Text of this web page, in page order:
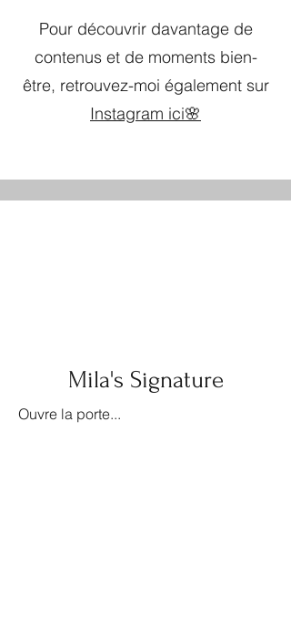
Pour découvrir davantage de
contenus et de moments bien-
être, retrouvez-moi également sur
Instagram ici🌸
Mila's Signature
Ouvre la porte...